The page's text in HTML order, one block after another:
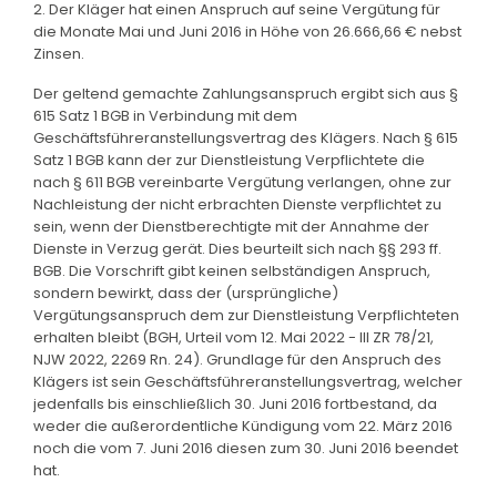
2. Der Kläger hat einen Anspruch auf seine Vergütung für
die Monate Mai und Juni 2016 in Höhe von 26.666,66 € nebst
Zinsen.
Der geltend gemachte Zahlungsanspruch ergibt sich aus §
615 Satz 1 BGB in Verbindung mit dem
Geschäftsführeranstellungsvertrag des Klägers. Nach § 615
Satz 1 BGB kann der zur Dienstleistung Verpflichtete die
nach § 611 BGB vereinbarte Vergütung verlangen, ohne zur
Nachleistung der nicht erbrachten Dienste verpflichtet zu
sein, wenn der Dienstberechtigte mit der Annahme der
Dienste in Verzug gerät. Dies beurteilt sich nach §§ 293 ff.
BGB. Die Vorschrift gibt keinen selbständigen Anspruch,
sondern bewirkt, dass der (ursprüngliche)
Vergütungsanspruch dem zur Dienstleistung Verpflichteten
erhalten bleibt (BGH, Urteil vom 12. Mai 2022 - III ZR 78/21,
NJW 2022, 2269 Rn. 24). Grundlage für den Anspruch des
Klägers ist sein Geschäftsführeranstellungsvertrag, welcher
jedenfalls bis einschließlich 30. Juni 2016 fortbestand, da
weder die außerordentliche Kündigung vom 22. März 2016
noch die vom 7. Juni 2016 diesen zum 30. Juni 2016 beendet
hat.